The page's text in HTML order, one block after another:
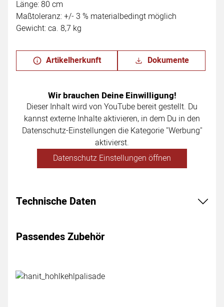
Länge: 80 cm
Maßtoleranz: +/- 3 % materialbedingt möglich
Gewicht: ca. 8,7 kg
Artikelherkunft Dokumente
Wir brauchen Deine Einwilligung!
Dieser Inhalt wird von YouTube bereit gestellt. Du
kannst externe Inhalte aktivieren, in dem Du in den
Datenschutz-Einstellungen die Kategorie "Werbung"
aktivierst.
Datenschutz Einstellungen öffnen
Technische Daten
Passendes Zubehör
Zubehör überspringen